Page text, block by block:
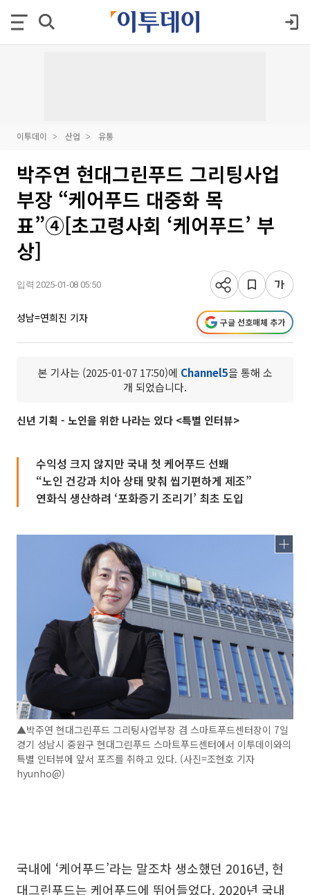
이투데이 산업 유통
박주연 현대그린푸드 그리팅사업
부장 “케어푸드 대중화 목
표”④[초고령사회 ‘케어푸드’ 부
상]
입력 2025-01-08 05:50
성남=연희진 기자 구글 선호매체 추가
본 기사는 (2025-01-07 17:50)에 Channel5을 통해 소
개 되었습니다.
신년 기획 - 노인을 위한 나라는 있다 <특별 인터뷰>
수익성 크지 않지만 국내 첫 케어푸드 선봬
“노인 건강과 치아 상태 맞춰 씹기편하게 제조”
연화식 생산하려 ‘포화증기 조리기’ 최초 도입
▲박주연 현대그린푸드 그리팅사업부장 겸 스마트푸드센터장이 7일
경기 성남시 중원구 현대그린푸드 스마트푸드센터에서 이투데이와의
특별 인터뷰에 앞서 포즈를 취하고 있다. (사진=조현호 기자
hyunho@)
국내에 ‘케어푸드’라는 말조차 생소했던 2016년, 현
대그린푸드는 케어푸드에 뛰어들었다. 2020년 국내